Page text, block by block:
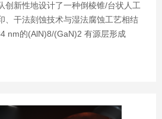
创新性地设计了一种倒棱锥/台状人工
、干法刻蚀技术与湿法腐蚀工艺相结
nm的(AlN)8/(GaN)2 有源层形成